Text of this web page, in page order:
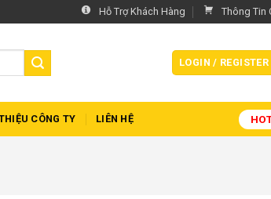
Hỗ Trợ Khách Hàng Thông Tin
LOGIN / REGISTER
CÔNG TY LIÊN HỆ